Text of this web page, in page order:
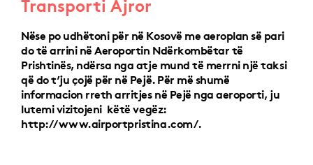
Nëse po udhëtoni për në Kosovë me aeroplan së pari
do të arrini në Aeroportin Ndërkombëtar të
Prishtinës, ndërsa nga atje mund të merrni një taksi
që do t’ju çojë për në Pejë. Për më shumë
informacion rreth arritjes në Pejë nga aeroporti, ju
lutemi vizitojeni këtë vegëz:
http://www.airportpristina.com/.